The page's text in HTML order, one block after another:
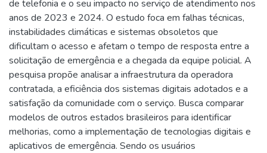
de telefonia e o seu impacto no serviço de atendimento nos
anos de 2023 e 2024. O estudo foca em falhas técnicas,
instabilidades climáticas e sistemas obsoletos que
dificultam o acesso e afetam o tempo de resposta entre a
solicitação de emergência e a chegada da equipe policial. A
pesquisa propõe analisar a infraestrutura da operadora
contratada, a eficiência dos sistemas digitais adotados e a
satisfação da comunidade com o serviço. Busca comparar
modelos de outros estados brasileiros para identificar
melhorias, como a implementação de tecnologias digitais e
aplicativos de emergência. Sendo os usuários